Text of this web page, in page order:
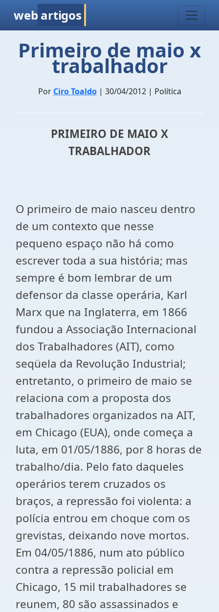
web artigos
Primeiro de maio x
trabalhador
Por Ciro Toaldo| 30/04/2012 | Política
PRIMEIRO DE MAIO X
TRABALHADOR
O primeiro de maio nasceu dentro
de um contexto que nesse
pequeno espaço não há como
escrever toda a sua história; mas
sempre é bom lembrar de um
defensor da classe operária, Karl
Marx que na Inglaterra, em 1866
fundou a Associação Internacional
dos Trabalhadores (AIT), como
seqüela da Revolução Industrial;
entretanto, o primeiro de maio se
relaciona com a proposta dos
trabalhadores organizados na AIT,
em Chicago (EUA), onde começa a
luta, em 01/05/1886, por 8 horas de
trabalho/dia. Pelo fato daqueles
operários terem cruzados os
braços, a repressão foi violenta: a
polícia entrou em choque com os
grevistas, deixando nove mortos.
Em 04/05/1886, num ato público
contra a repressão policial em
Chicago, 15 mil trabalhadores se
reunem, 80 são assassinados e